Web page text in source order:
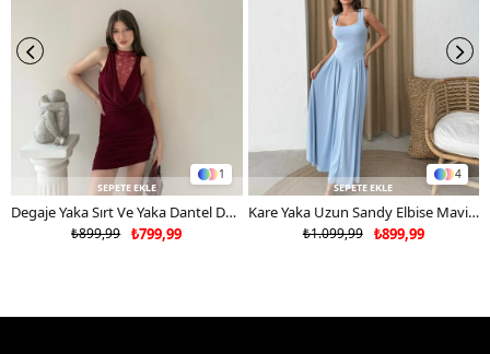
1
SEPETE EKLE
Degaje Yaka Sırt Ve Yaka Dantel Detay Mini Sandy Elbise Bordo 2104
₺799,99
₺899,99
4
SEPETE EKLE
Kare Yaka Uzun Sandy Elbise Mavi 2102
₺899,99
₺1.099,99